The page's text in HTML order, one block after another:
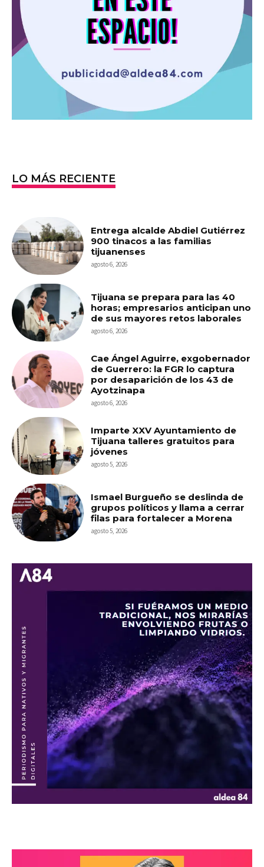
LO MÁS RECIENTE
Entrega alcalde Abdiel Gutiérrez
900 tinacos a las familias
tijuanenses
agosto 6, 2026
Tijuana se prepara para las 40
horas; empresarios anticipan uno
de sus mayores retos laborales
agosto 6, 2026
Cae Ángel Aguirre, exgobernador
de Guerrero: la FGR lo captura
por desaparición de los 43 de
Ayotzinapa
agosto 6, 2026
Imparte XXV Ayuntamiento de
Tijuana talleres gratuitos para
jóvenes
agosto 5, 2026
Ismael Burgueño se deslinda de
grupos políticos y llama a cerrar
filas para fortalecer a Morena
agosto 5, 2026